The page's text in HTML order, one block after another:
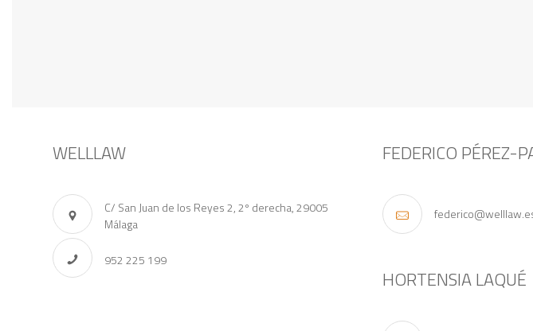
WELLLAW
C/ San Juan de los Reyes 2, 2º derecha, 29005
Málaga
952 225 199
FEDERICO PÉREZ-
HORTENSIA LAQUÉ